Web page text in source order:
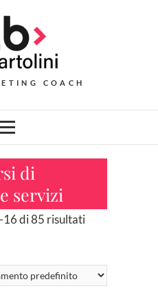
COACH
di
servizi
16 di 85 risultati